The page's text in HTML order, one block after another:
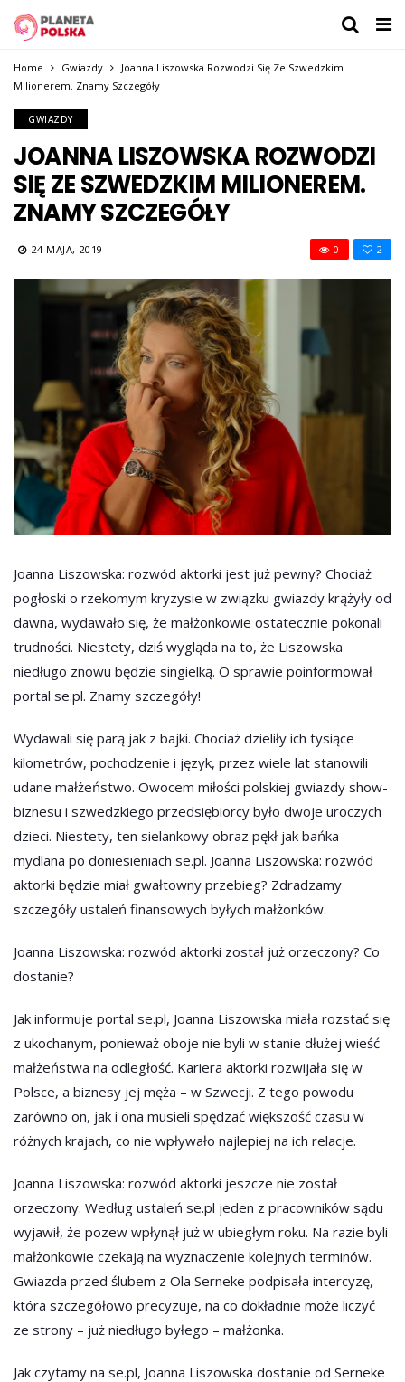
Home Gwiazdy
Joanna Liszowska Rozwodzi Się Ze Szwedzkim
Milionerem. Znamy Szczegóły
GWIAZDY
JOANNA LISZOWSKA ROZWODZI
SIĘ ZE SZWEDZKIM MILIONEREM.
ZNAMY SZCZEGÓŁY
24 MAJA, 2019 2
0
Joanna Liszowska: rozwód aktorki jest już pewny? Chociaż
pogłoski o rzekomym kryzysie w związku gwiazdy krążyły od
dawna, wydawało się, że małżonkowie ostatecznie pokonali
trudności. Niestety, dziś wygląda na to, że Liszowska
niedługo znowu będzie singielką. O sprawie poinformował
portal se.pl. Znamy szczegóły!
Wydawali się parą jak z bajki. Chociaż dzieliły ich tysiące
kilometrów, pochodzenie i język, przez wiele lat stanowili
udane małżeństwo. Owocem miłości polskiej gwiazdy show-
biznesu i szwedzkiego przedsiębiorcy było dwoje uroczych
dzieci. Niestety, ten sielankowy obraz pękł jak bańka
mydlana po doniesieniach se.pl. Joanna Liszowska: rozwód
aktorki będzie miał gwałtowny przebieg? Zdradzamy
szczegóły ustaleń finansowych byłych małżonków.
Joanna Liszowska: rozwód aktorki został już orzeczony? Co
dostanie?
Jak informuje portal se.pl, Joanna Liszowska miała rozstać się
z ukochanym, ponieważ oboje nie byli w stanie dłużej wieść
małżeństwa na odległość. Kariera aktorki rozwijała się w
Polsce, a biznesy jej męża – w Szwecji. Z tego powodu
zarówno on, jak i ona musieli spędzać większość czasu w
różnych krajach, co nie wpływało najlepiej na ich relacje.
Joanna Liszowska: rozwód aktorki jeszcze nie został
orzeczony. Według ustaleń se.pl jeden z pracowników sądu
wyjawił, że pozew wpłynął już w ubiegłym roku. Na razie byli
małżonkowie czekają na wyznaczenie kolejnych terminów.
Gwiazda przed ślubem z Ola Serneke podpisała intercyzę,
która szczegółowo precyzuje, na co dokładnie może liczyć
ze strony – już niedługo byłego – małżonka.
Jak czytamy na se.pl, Joanna Liszowska dostanie od Serneke